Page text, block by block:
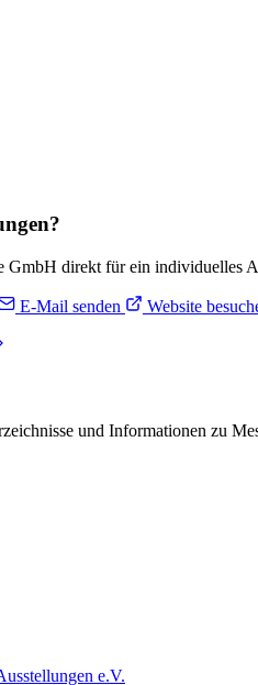
GmbH direkt für ein individuelles
E-Mail senden Website
und Informationen zu
e.V.